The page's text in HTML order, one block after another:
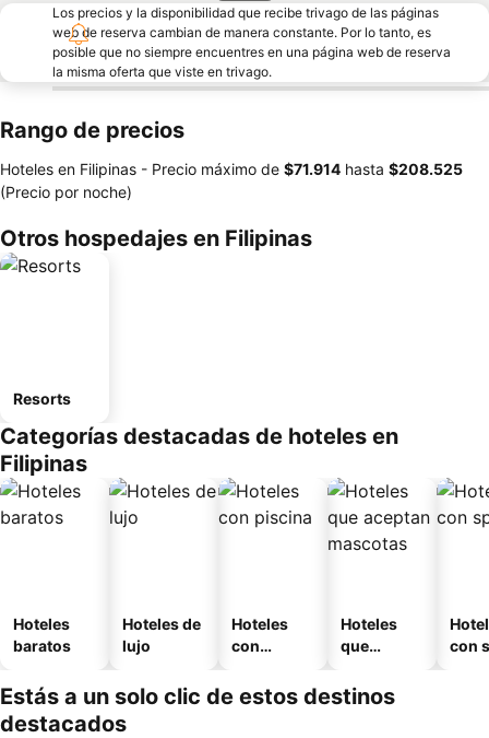
Los precios y la disponibilidad que recibe trivago de las páginas
web de reserva cambian de manera constante. Por lo tanto, es
posible que no siempre encuentres en una página web de reserva
la misma oferta que viste en trivago.
Rango de precios
Hoteles en Filipinas - Precio máximo de ‎$71.914 hasta ‎$208.525
(Precio por noche)
Otros hospedajes en Filipinas
Resorts
Categorías destacadas de hoteles en
Filipinas
Hoteles
baratos
Hoteles de
lujo
Hoteles
con
Hoteles
que
mascotas
con
Estás a un solo clic de estos destinos
destacados